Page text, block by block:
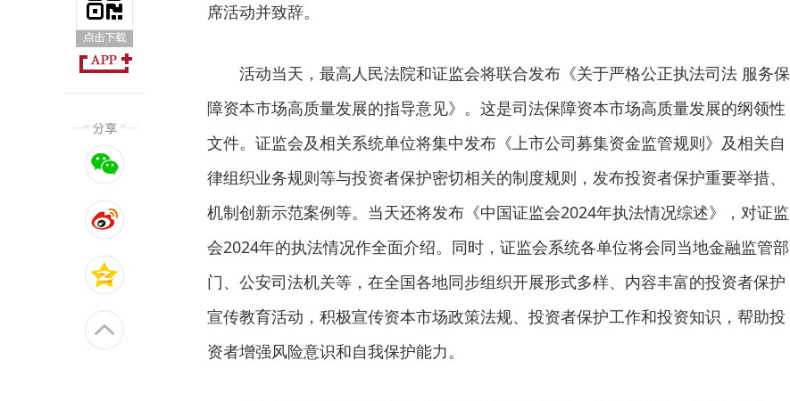
席活动并致辞。
活动当天，最高人民法院和证监会将联合发布《关于严格公正执法司法 服务保
障资本市场高质量发展的指导意见》。这是司法保障资本市场高质量发展的纲领性
文件。证监会及相关系统单位将集中发布《上市公司募集资金监管规则》及相关自
律组织业务规则等与投资者保护密切相关的制度规则，发布投资者保护重要举措、
机制创新示范案例等。当天还将发布《中国证监会2024年执法情况综述》，对证监
会2024年的执法情况作全面介绍。同时，证监会系统各单位将会同当地金融监管部
门、公安司法机关等，在全国各地同步组织开展形式多样、内容丰富的投资者保护
宣传教育活动，积极宣传资本市场政策法规、投资者保护工作和投资知识，帮助投
资者增强风险意识和自我保护能力。